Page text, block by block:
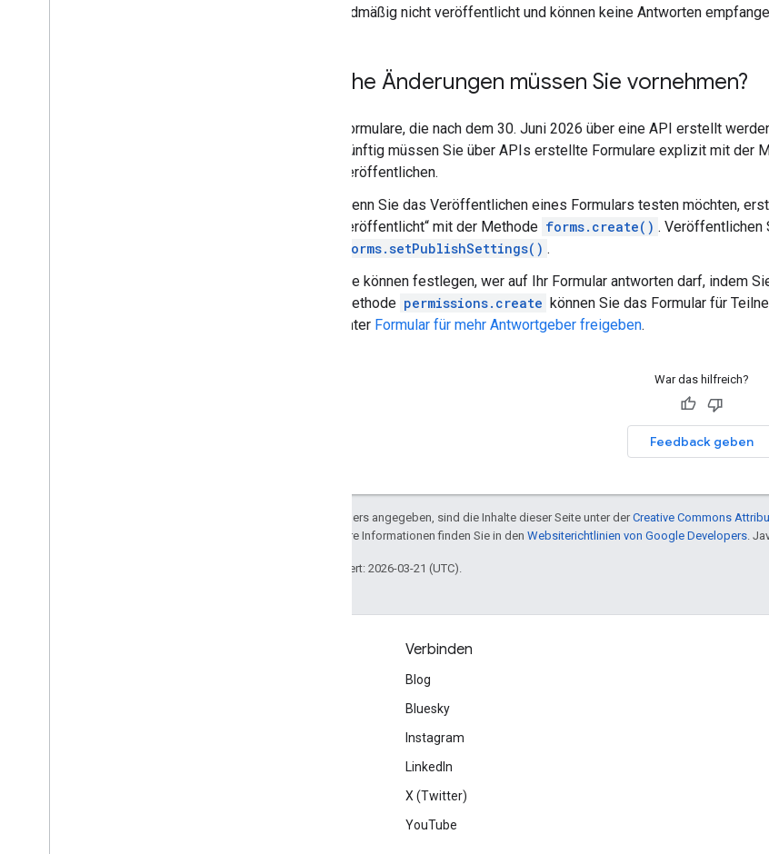
standardmäßig nicht veröffentlicht und können keine Antworten
Welche Änderungen müssen Sie vornehmen?
Formulare, die nach dem 30. Juni 2026 über eine API erstellt
Künftig müssen Sie über APIs erstellte Formulare explizit mit der
veröffentlichen.
Wenn Sie das Veröffentlichen eines Formulars testen möchten,
veröffentlicht“ mit der Methode forms.create() . Veröffentlichen
forms.setPublishSettings() .
Sie können festlegen, wer auf Ihr Formular antworten darf, indem
Methode permissions.create können Sie das Formular für
unter Formular für mehr Antwortgeber freigeben.
War das hilfreich?
Feedback geben
Sofern nicht anders angegeben, sind die Inhalte dieser Seite unter derCreative Commons
lizenziert. Weitere Informationen finden Sie in den Websiterichtlinien von Google Developers .
Zuletzt aktualisiert: 2026-03-21 (UTC).
Verbinden
Blog
Bluesky
Instagram
LinkedIn
X (Twitter)
YouTube